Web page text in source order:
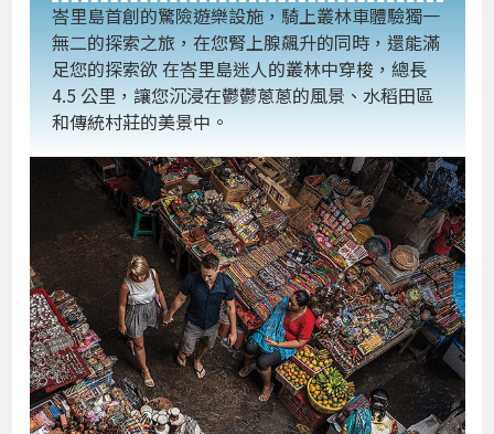
峇里島首創的驚險遊樂設施，騎上叢林車體驗獨一
無二的探索之旅，在您腎上腺飆升的同時，還能滿
足您的探索欲 在峇里島迷人的叢林中穿梭，總長
4.5 公里，讓您沉浸在鬱鬱蔥蔥的風景、水稻田區
和傳統村莊的美景中。